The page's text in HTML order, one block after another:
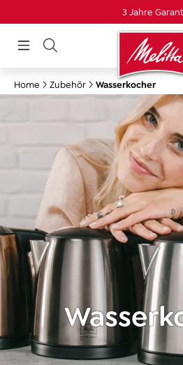
3 Jahre
Home Zubehör Wasserkocher